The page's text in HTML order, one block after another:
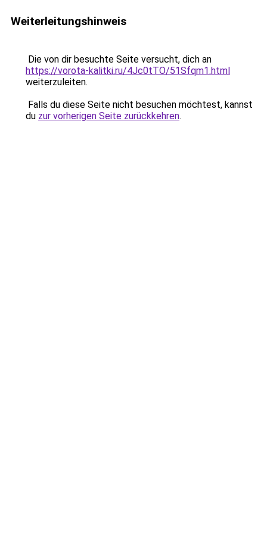
Weiterleitungshinweis
Die von dir besuchte Seite versucht, dich an
https://vorota-kalitki.ru/4Jc0tTO/51Sfqm1.html
weiterzuleiten.
Falls du diese Seite nicht besuchen möchtest, kannst
du zur vorherigen Seite zurückkehren.